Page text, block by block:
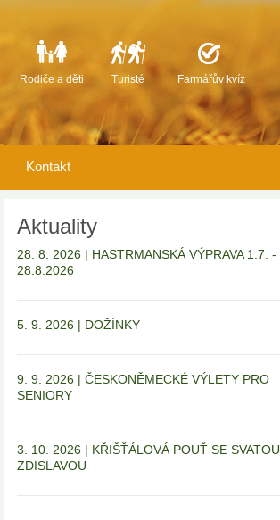
Rodiče a děti Turisté Farmářův kvíz
Kontakt
Aktuality
28. 8. 2026 | HASTRMANSKÁ VÝPRAVA 1.7. -
28.8.2026
5. 9. 2026 | DOŽÍNKY
9. 9. 2026 | ČESKONĚMECKÉ VÝLETY PRO
SENIORY
3. 10. 2026 | KŘIŠŤÁLOVÁ POUŤ SE SVATOU
ZDISLAVOU